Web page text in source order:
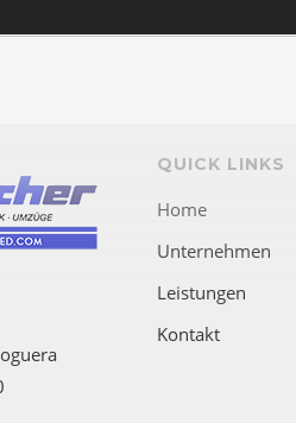
QUICK LINKS
Home
Unternehmen
Leistungen
Kontakt